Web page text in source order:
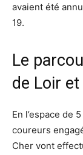
avaient été
19.
Le
de Loir
En l’espace de
coureurs
Cher vont